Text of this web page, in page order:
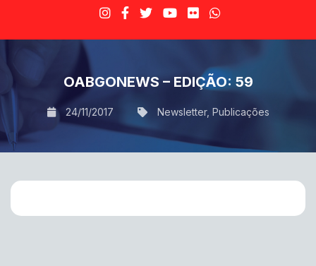
OABGONEWS – EDIÇÃO: 59
24/11/2017 Newsletter, Publicações